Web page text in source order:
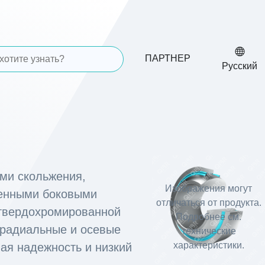
ПАРТНЕР
Русский
Изображения могут
отличаться от продукта.
Подробнее см.
технические
характеристики.
скольжения,
боковыми
и осевые
надежность и низкий